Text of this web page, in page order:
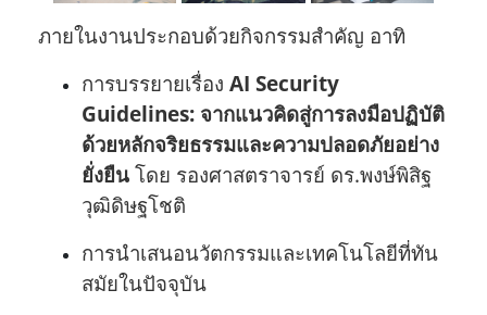
ภายในงานประกอบด้วยกิจกรรมสำคัญ อาทิ
การบรรยายเรื่อง AI Security
Guidelines: จากแนวคิดสู่การลงมือปฏิบัติ
ด้วยหลักจริยธรรมและความปลอดภัยอย่าง
ยั่งยืน โดย รองศาสตราจารย์ ดร.พงษ์พิสิฐ
วุฒิดิษฐโชติ
การนำเสนอนวัตกรรมและเทคโนโลยีที่ทัน
สมัยในปัจจุบัน